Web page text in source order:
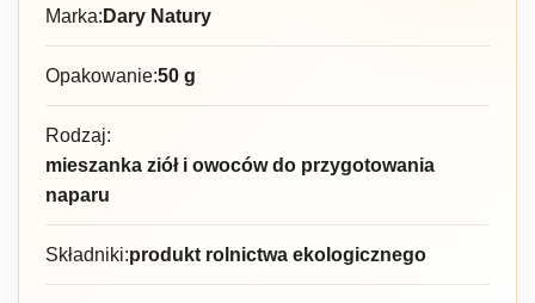
Marka: Dary Natury
Opakowanie:50 g
Rodzaj:
mieszanka ziół i owoców do przygotowania
naparu
Składniki:produkt rolnictwa ekologicznego